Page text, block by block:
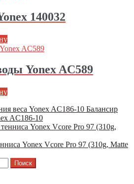
140032
Yonex AC589
Балансир
AC186-10
Yonex Vcore Pro 97 (310g, Matte